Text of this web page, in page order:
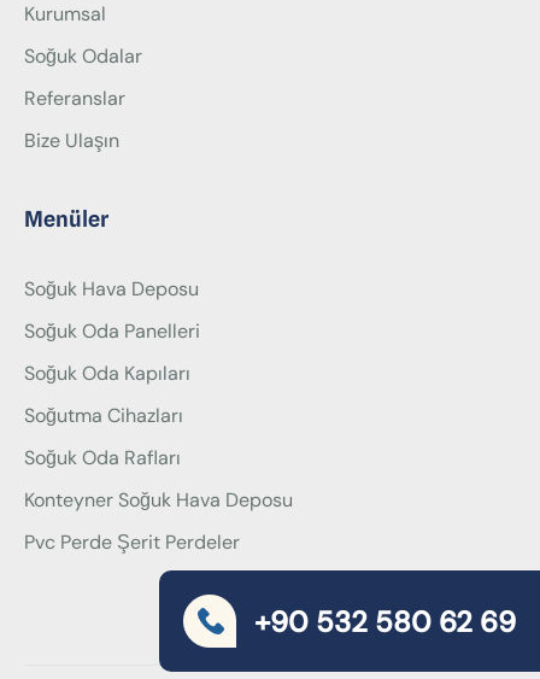
Kurumsal
Soğuk Odalar
Referanslar
Bize Ulaşın
Menüler
Soğuk Hava Deposu
Soğuk Oda Panelleri
Soğuk Oda Kapıları
Soğutma Cihazları
Soğuk Oda Rafları
Konteyner Soğuk Hava Deposu
Pvc Perde Şerit Perdeler
+90 532 580 62 69